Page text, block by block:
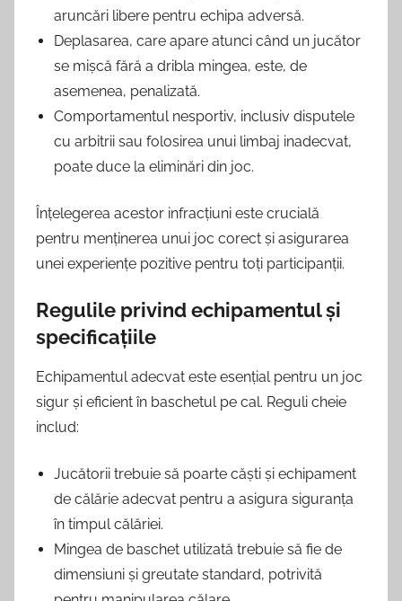
aruncări libere pentru echipa adversă.
Deplasarea, care apare atunci când un jucător
se mișcă fără a dribla mingea, este, de
asemenea, penalizată.
Comportamentul nesportiv, inclusiv disputele
cu arbitrii sau folosirea unui limbaj inadecvat,
poate duce la eliminări din joc.
Înțelegerea acestor infracțiuni este crucială
pentru menținerea unui joc corect și asigurarea
unei experiențe pozitive pentru toți participanții.
Regulile privind echipamentul și
specificațiile
Echipamentul adecvat este esențial pentru un joc
sigur și eficient în baschetul pe cal. Reguli cheie
includ:
Jucătorii trebuie să poarte căști și echipament
de călărie adecvat pentru a asigura siguranța
în timpul călăriei.
Mingea de baschet utilizată trebuie să fie de
dimensiuni și greutate standard, potrivită